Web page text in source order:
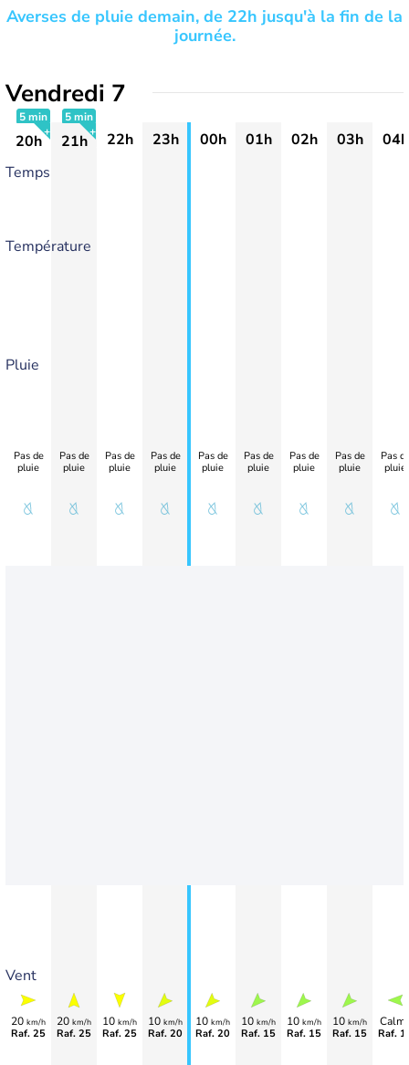
Averses de pluie demain, de 22h jusqu'à la fin de la
journée.
Vendredi 7
5 min
20h
5 min
21h 22h 23h 00h 01h 02h 03h
04h
Temps
Température
Pluie
Vent
Pas de
pluie
20 km/h
Raf. 25
Pas de
pluie
20 km/h
Raf. 25
Pas de
pluie
10 km/h
Raf. 25
Pas de
pluie
10 km/h
Raf. 20
Pas de
pluie
10 km/h
Raf. 20
Pas de
pluie
10 km/h
Raf. 15
Pas de
pluie
10 km/h
Raf. 15
Pas de
pluie
10 km/h
Raf. 15
Pas
pluie
Raf.